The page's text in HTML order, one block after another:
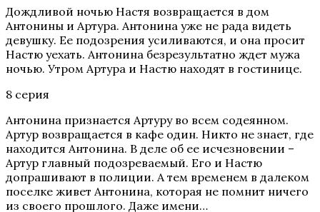
Дождливой ночью Настя возвращается в дом
Антонины и Артура. Антонина уже не рада видеть
девушку. Ее подозрения усиливаются, и она просит
Настю уехать. Антонина безрезультатно ждет мужа
ночью. Утром Артура и Настю находят в гостинице.
8 серия
Антонина признается Артуру во всем содеянном.
Артур возвращается в кафе один. Никто не знает, где
находится Антонина. В деле об ее исчезновении –
Артур главный подозреваемый. Его и Настю
допрашивают в полиции. А тем временем в далеком
поселке живет Антонина, которая не помнит ничего
из своего прошлого. Даже имени…